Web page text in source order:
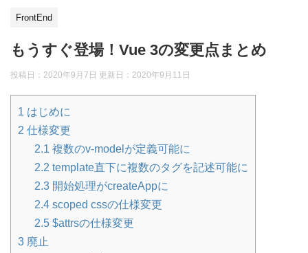
FrontEnd
もうすぐ登場！Vue 3の変更点まとめ
投稿日：2020年9月7日 更新日： 2020年9月11日
1 はじめに
2 仕様変更
2.1 複数のv-modelが定義可能に
2.2 template直下に複数のタグを記述可能に
2.3 開始処理がcreateAppに
2.4 scoped cssの仕様変更
2.5 $attrsの仕様変更
3 廃止